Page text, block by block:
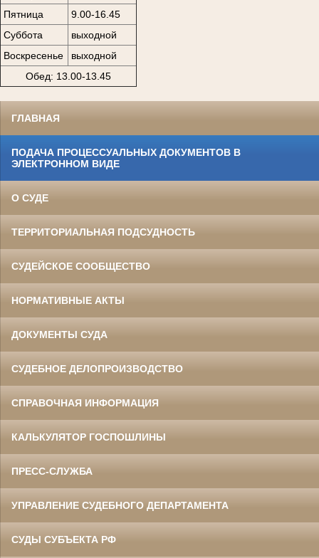
Пятница
9.00-16.45
Суббота
выходной
Воскресенье
выходной
Обед: 13.00-13.45
ГЛАВНАЯ
ПОДАЧА ПРОЦЕССУАЛЬНЫХ ДОКУМЕНТОВ В
ЭЛЕКТРОННОМ ВИДЕ
О СУДЕ
ТЕРРИТОРИАЛЬНАЯ ПОДСУДНОСТЬ
СУДЕЙСКОЕ СООБЩЕСТВО
НОРМАТИВНЫЕ АКТЫ
ДОКУМЕНТЫ СУДА
СУДЕБНОЕ ДЕЛОПРОИЗВОДСТВО
СПРАВОЧНАЯ ИНФОРМАЦИЯ
КАЛЬКУЛЯТОР ГОСПОШЛИНЫ
ПРЕСС-СЛУЖБА
УПРАВЛЕНИЕ СУДЕБНОГО ДЕПАРТАМЕНТА
СУДЫ СУБЪЕКТА РФ